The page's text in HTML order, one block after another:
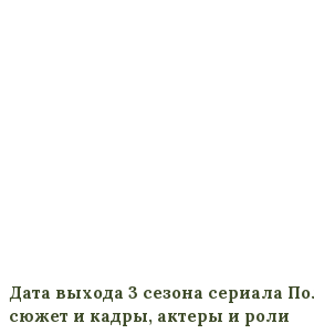
Дата выхода 3 сезона сериала
сюжет и кадры, актеры и роли